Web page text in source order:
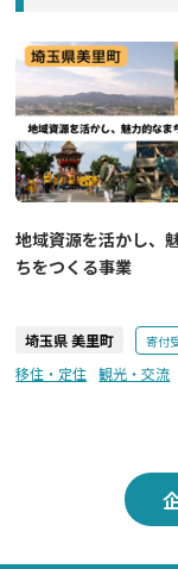
地域資源を活かし、
ちをつくる事業
埼玉県 美里町 寄付
移住・定住 観光・交流